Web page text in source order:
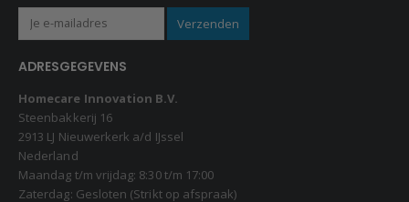
ADRESGEGEVENS
Homecare Innovation B.V.
Steenbakkerij 16
2913 LJ Nieuwerkerk a/d IJssel
Nederland
Maandag t/m vrijdag: 8:30 t/m 17:00
Zaterdag: Gesloten (Strikt op afspraak)